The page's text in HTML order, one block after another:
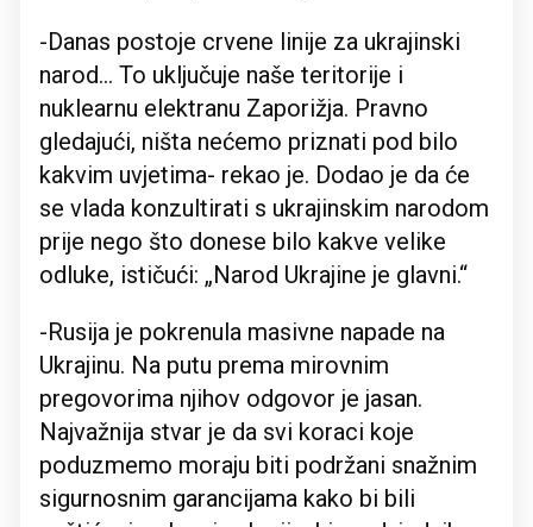
-Danas postoje crvene linije za ukrajinski
narod… To uključuje naše teritorije i
nuklearnu elektranu Zaporižja. Pravno
gledajući, ništa nećemo priznati pod bilo
kakvim uvjetima- rekao je. Dodao je da će
se vlada konzultirati s ukrajinskim narodom
prije nego što donese bilo kakve velike
odluke, ističući: „Narod Ukrajine je glavni.“
-Rusija je pokrenula masivne napade na
Ukrajinu. Na putu prema mirovnim
pregovorima njihov odgovor je jasan.
Najvažnija stvar je da svi koraci koje
poduzmemo moraju biti podržani snažnim
sigurnosnim garancijama kako bi bili